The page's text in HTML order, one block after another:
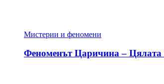
Мистерии и феномени
Феноменът Царичина – Цялата